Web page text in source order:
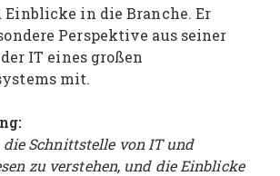
in die Branche. Er
Perspektive aus seiner
IT eines großen
mit.
Schnittstelle von IT und
zu verstehen, und die Einblicke